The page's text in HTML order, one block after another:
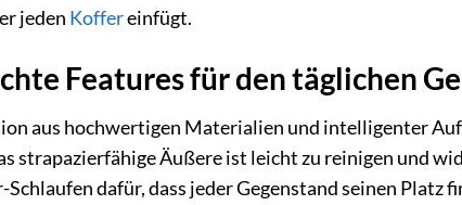
jeden Koffereinfügt.
Features für den täglichen
aus hochwertigen Materialien und intelligenter
strapazierfähige Äußere ist leicht zu reinigen und
Schlaufen dafür, dass jeder Gegenstand seinen Platz